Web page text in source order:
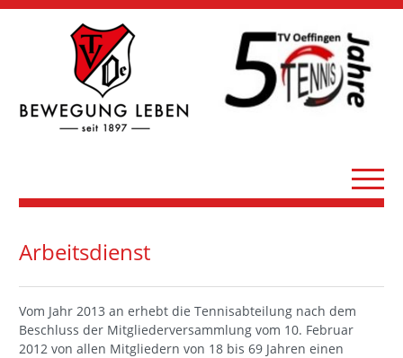
Arbeitsdienst
Vom Jahr 2013 an erhebt die Tennisabteilung nach dem
Beschluss der Mitgliederversammlung vom 10. Februar
2012 von allen Mitgliedern von 18 bis 69 Jahren einen